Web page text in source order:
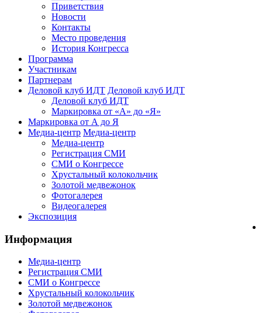
Приветствия
Новости
Контакты
Место проведения
История Конгресса
Программа
Участникам
Партнерам
Деловой клуб ИДТ Деловой клуб ИДТ
Деловой клуб ИДТ
Маркировка от «А» до «Я»
Маркировка от А до Я
Медиа-центр Медиа-центр
Медиа-центр
Регистрация СМИ
СМИ о Конгрессе
Хрустальный колокольчик
Золотой медвежонок
Фотогалерея
Видеогалерея
Экспозиция
Информация
Медиа-центр
Регистрация СМИ
СМИ о Конгрессе
Хрустальный колокольчик
Золотой медвежонок